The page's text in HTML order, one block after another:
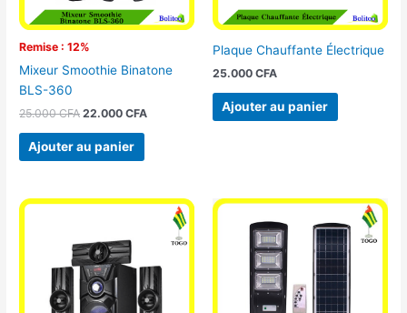
Remise : 12%
Mixeur Smoothie Binatone
BLS-360
25.000CFA 22.000CFA
Ajouter au panier
Plaque Chauffante Électrique
25.000 CFA
Ajouter au panier